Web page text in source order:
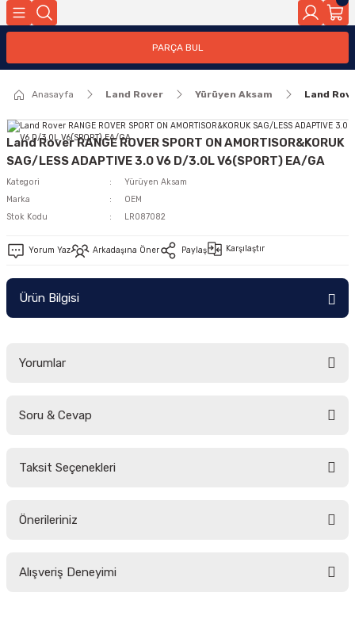
PARÇA BUL
Anasayfa Land Rover Yürüyen Aksam Land
Land Rover RANGE ROVER SPORT ON AMORTISOR&KORUK
SAG/LESS ADAPTIVE 3.0 V6 D/3.0L V6(SPORT) EA/GA
Kategori
Yürüyen Aksam
Marka
OEM
Stok Kodu
LR087082
Yorum Yaz Arkadaşına Öner Paylaş Karşılaştır
Ürün Bilgisi
Yorumlar
Soru & Cevap
Taksit Seçenekleri
Önerileriniz
yetersiz gördüğünüz noktaları öneri formunu kullanarak tarafımıza
Alışveriş Deneyimi